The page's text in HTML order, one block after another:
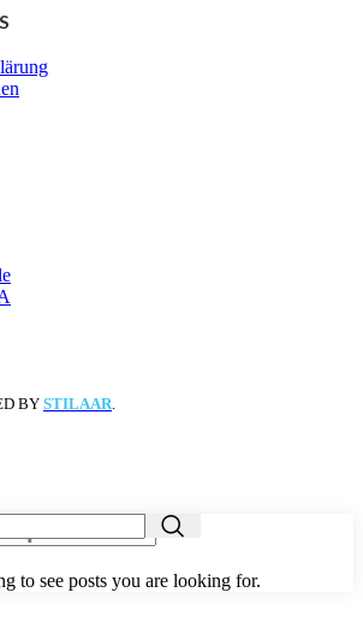
BY STILAAR.
to see posts you are looking for.